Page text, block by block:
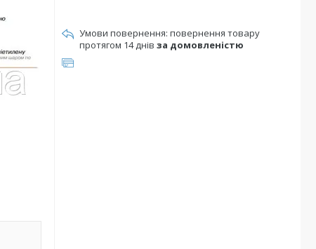
повернення товару
протягом 14 днів за домовленістю